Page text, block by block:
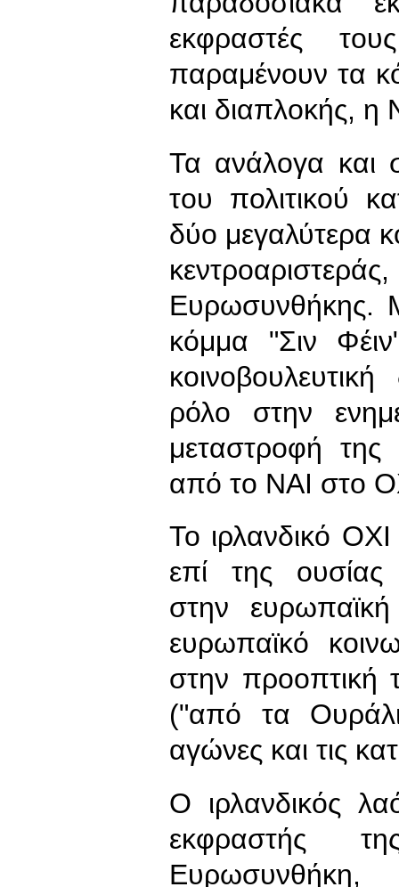
εκφραστές
παραμένουν τα
και διαπλοκής,
Τα ανάλογα και
του πολιτικού
δύο μεγαλύτερα
Ευρωσυνθήκης.
κόμμα "Σιν
ρόλο στην
μεταστροφή
από το ΝΑΙ στο
Το ιρλανδικό ΟΧΙ
επί της ουσίας
στην
ευρωπαϊκό
στην προοπτική
("από τα
αγώνες και τις
Ο ιρλανδικός
εκφραστής
Ευρωσυνθήκη,